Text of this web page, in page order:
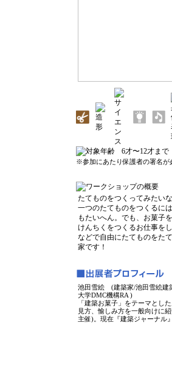
6才〜12才まで
※参加にあたり保護者の署名が
たてものをつくってみたい
一つのたてものをつくるに
もたいへん。でも、お菓子
けんちくをつくるお仕事を
などで自由にたてものをた
家です！
池田雪絵 (建築家/池田雪絵建
大学DMC機構RA )
「建築お菓子」をテーマとし
見方、愉しみ方を一般向けに
主催)。現在『建築ジャーナル